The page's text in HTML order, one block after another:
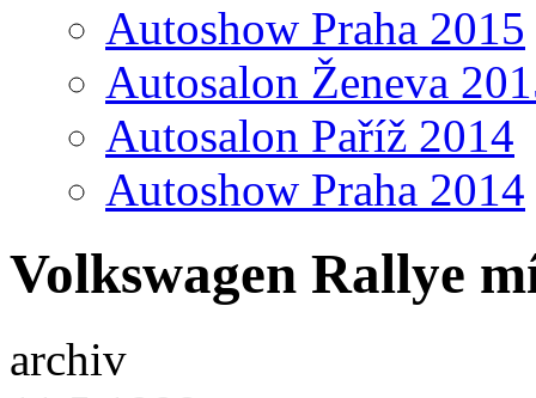
Autoshow Praha 2015
Autosalon Ženeva
Autosalon Paříž 2014
Autoshow Praha 2014
Volkswagen Rallye
archiv